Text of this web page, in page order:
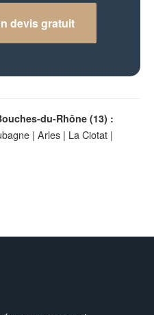
devis gratuit
du-Rhône (13) :
| Arles | La Ciotat |